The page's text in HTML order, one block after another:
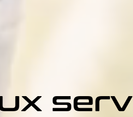
serv